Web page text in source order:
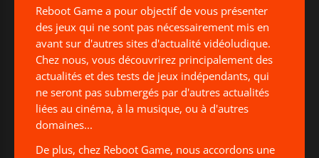
Reboot Game a pour objectif de vous présenter
des jeux qui ne sont pas nécessairement mis en
avant sur d'autres sites d'actualité vidéoludique.
Chez nous, vous découvrirez principalement des
actualités et des tests de jeux indépendants, qui
ne seront pas submergés par d'autres actualités
liées au cinéma, à la musique, ou à d'autres
domaines...
De plus, chez Reboot Game, nous accordons une